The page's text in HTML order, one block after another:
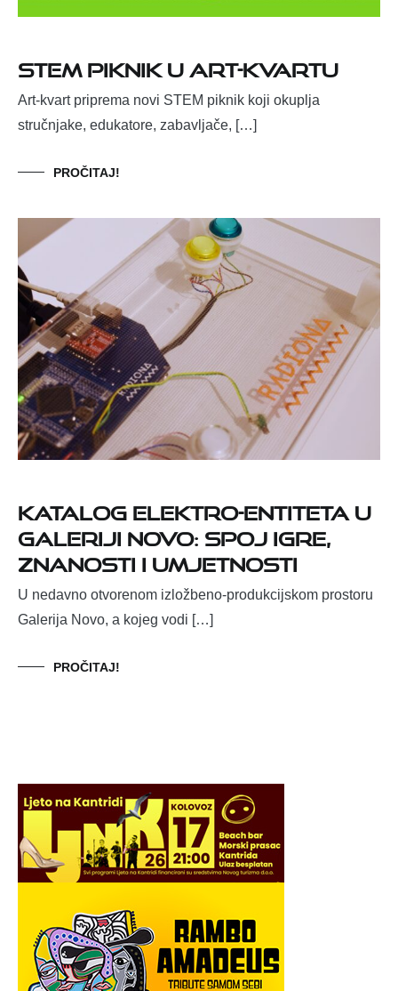
STEM piknik u Art-kvartu
Art-kvart priprema novi STEM piknik koji okuplja
stručnjake, edukatore, zabavljače, […]
PROČITAJ!
Katalog elektro-entiteta u
Galeriji Novo: spoj igre,
znanosti i umjetnosti
U nedavno otvorenom izložbeno-produkcijskom prostoru
Galerija Novo, a kojeg vodi […]
PROČITAJ!